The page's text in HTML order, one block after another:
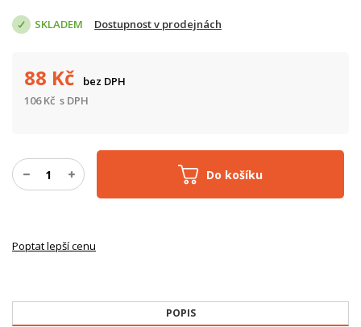
SKLADEM Dostupnost v prodejnách
Do košíku
88 Kč
bez DPH
106Kč s DPH
Poptat lepší cenu
POPIS